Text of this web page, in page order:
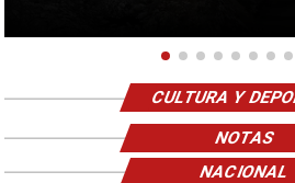
CULTURA Y
NOTAS
NACIONAL